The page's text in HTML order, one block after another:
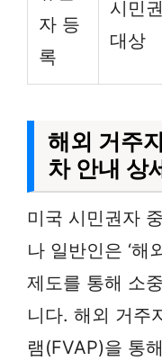
자 등
록
시민
대상
해외 거주
차 안내 상
미국 시민권자
나 일반인은 ‘해
제도를 통해 소
니다. 해외 거주
램(FVAP)을 통